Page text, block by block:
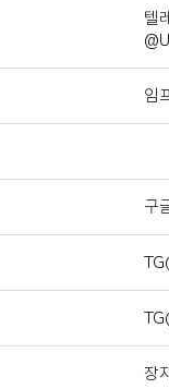
텔레
임
구
장